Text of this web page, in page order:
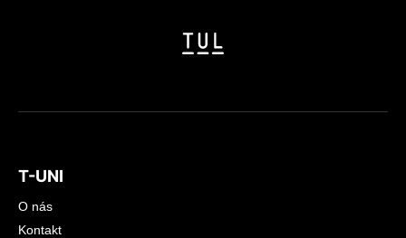
T-UNI
O nás
Kontakt